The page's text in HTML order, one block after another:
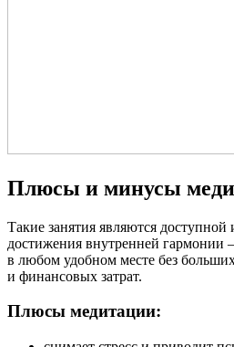
Плюсы и минусы
Такие занятия являются
достижения внутренней
в любом удобном месте без
и финансовых затрат.
Плюсы медитации: